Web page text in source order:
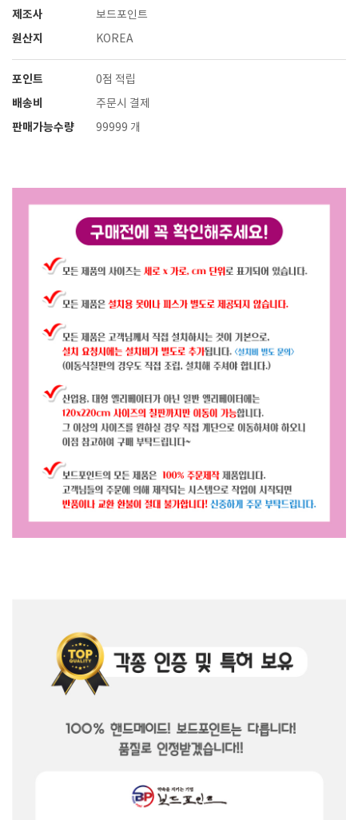
제조사 보드포인트
원산지 KOREA
포인트 0점 적립
배송비 주문시 결제
판매가능수량 99999 개